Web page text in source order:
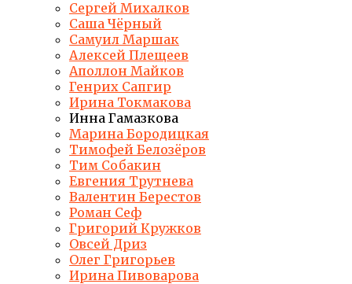
Сергей Михалков
Саша Чёрный
Самуил Маршак
Алексей Плещеев
Аполлон Майков
Генрих Сапгир
Ирина Токмакова
Инна Гамазкова
Марина Бородицкая
Тимофей Белозёров
Тим Собакин
Евгения Трутнева
Валентин Берестов
Роман Сеф
Григорий Кружков
Овсей Дриз
Олег Григорьев
Ирина Пивоварова